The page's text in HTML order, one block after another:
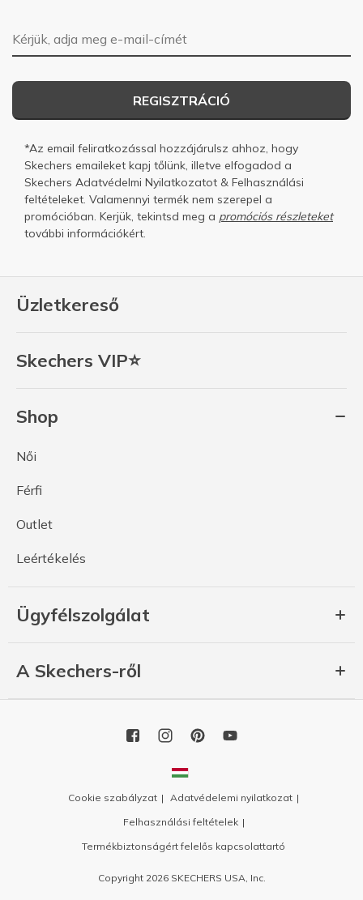
Üzletkereső
Skechers VIP⭐
Shop
Női
Férfi
Outlet
Leértékelés
Ügyfélszolgálat
A Skechers-ről
E-mail-cím
REGISZTRÁCIÓ
*Az email feliratkozással hozzájárulsz ahhoz, hogy
Skechers emaileket kapj tőlünk, illetve elfogadod a
Skechers Adatvédelmi Nyilatkozatot & Felhasználási
feltételeket. Valamennyi termék nem szerepel a
promócióban. Kerjük, tekintsd meg a promóciós részleteket
további információkért.
Cookie szabályzat
Adatvédelemi nyilatkozat
Felhasználási feltételek
Termékbiztonságért felelős kapcsolattartó
Copyright 2026 SKECHERS USA, Inc.